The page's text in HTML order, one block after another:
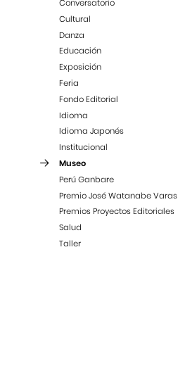
Conversatorio
Cultural
Danza
Educación
Exposición
Feria
Fondo Editorial
Idioma
Idioma Japonés
Institucional
Museo
Perú Ganbare
Premio José Watanabe Varas
Premios Proyectos Editoriales
Salud
Taller